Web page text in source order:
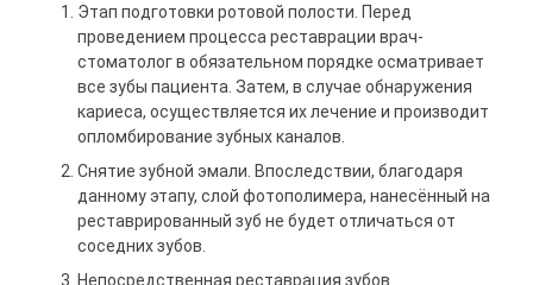
Этап подготовки ротовой полости. Перед
проведением процесса реставрации врач-
стоматолог в обязательном порядке осматривает
все зубы пациента. Затем, в случае обнаружения
кариеса, осуществляется их лечение и производит
опломбирование зубных каналов.
Снятие зубной эмали. Впоследствии, благодаря
данному этапу, слой фотополимера, нанесённый на
реставрированный зуб не будет отличаться от
соседних зубов.
Непосредственная реставрация зубов